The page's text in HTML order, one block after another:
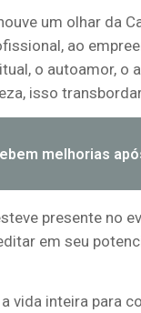
um olhar da
ao
o autoamor,
isso
melhorias
presente no
em seu
vida inteira para